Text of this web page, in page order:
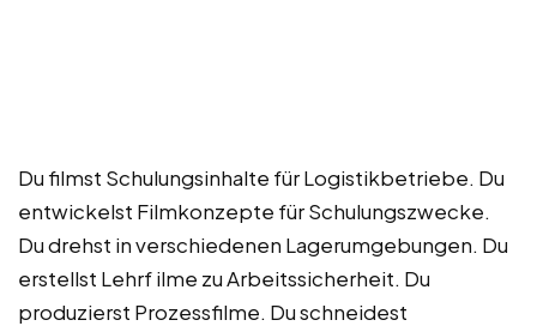
Du filmst Schulungsinhalte für Logistikbetriebe. Du
entwickelst Filmkonzepte für Schulungszwecke.
Du drehst in verschiedenen Lagerumgebungen. Du
erstellst Lehrf ilme zu Arbeitssicherheit. Du
produzierst Prozessfilme. Du schneidest